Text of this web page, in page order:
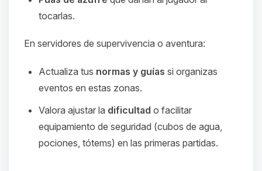
tocarlas.
En servidores de supervivencia o aventura:
Actualiza tus normas y guías si organizas
eventos en estas zonas.
Valora ajustar la dificultad o facilitar
equipamiento de seguridad (cubos de agua,
pociones, tótems) en las primeras partidas.